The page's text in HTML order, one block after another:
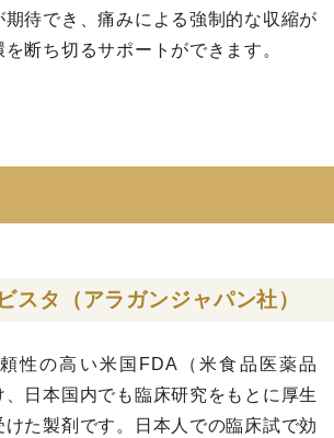
期待でき、痛みによる強制的な収縮が
断ち切るサポートができます。
スタ（アラガンジャパン社）
性の高い米国 FDA （米食品医薬品
、日本国内でも臨床研究をもとに厚生
た製剤です。日本人での臨床試で効